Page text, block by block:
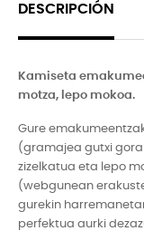
DESCRIPCIÓN
Kamiseta
motza, lepo mokoa.
Gure
(gramajea gutxi
zizelkatua eta lepo
(webgunean
gurekin
perfektua aurki